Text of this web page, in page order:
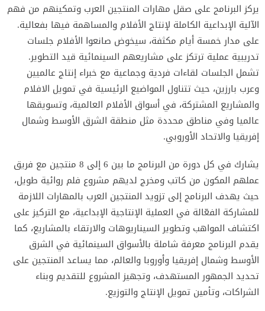
يركز البرنامج على صقل مهارات المنتجين العرب وتمكينهم من فهم
الآلية الإبداعية الكاملة لإنتاج الأفلام والمساهمة فيها بفعالية.
على مدار خمسة أيام مكثفة، سيخوض صانعوا الأفلام جلسات
تدريبية عملية ترتكز على مشاريعهم السينمائية قيد التطوير.
تشمل الجلسات لقاءات فردية وجماعية مع خبراء إنتاج عالميين
وعرب بارزين، حيث تتناول المواضيع الرئيسية في تمويل الافلام
والمشاريع المشتركة، في أسواق الأفلام العالمية، وتسويقها
عالميا وفي مناطق محددة مثل منطقة الشرق الأوسط وشمال
إفريقيا والاتحاد الأوروبي.
يشارك في كل دورة من البرنامج ما بين 6 إلى 8 منتجين مع فريق
عملهم المكون من كاتب ومخرج لديهم مشروع فلم روائية طويل،
حيث يهدف البرنامج إلى تزويد المنتجين العرب بالمهارات اللازمة
للمشاركة الفعّالة في العملية الإنتاجية الإبداعية، مع التركيز على
اكتشاف المواهب وتطوير السيناريوهات والارتقاء بالمشاريع، كما
يقدم البرنامج معرفة شاملة بالأسواق السينمائية في الشرق
الأوسط وشمال إفريقيا وأوروبا والعالم، مما يساعد المنتجين على
تحديد الجمهور المستهدف، وتجهيز المشروع للتقديم وبناء
الشراكات، وتأمين تمويل الإنتاج والتوزيع.